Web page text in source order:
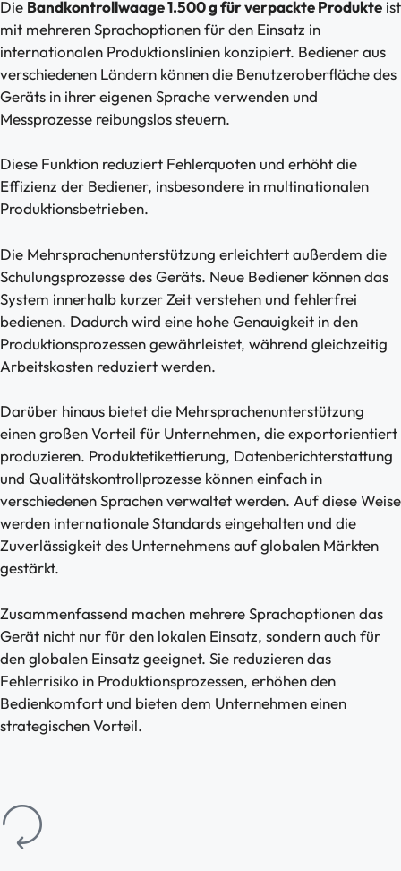
Die Bandkontrollwaage 1.500 g für verpackte Produkte ist
mit mehreren Sprachoptionen für den Einsatz in
internationalen Produktionslinien konzipiert. Bediener aus
verschiedenen Ländern können die Benutzeroberfläche des
Geräts in ihrer eigenen Sprache verwenden und
Messprozesse reibungslos steuern.
Diese Funktion reduziert Fehlerquoten und erhöht die
Effizienz der Bediener, insbesondere in multinationalen
Produktionsbetrieben.
Die Mehrsprachenunterstützung erleichtert außerdem die
Schulungsprozesse des Geräts. Neue Bediener können das
System innerhalb kurzer Zeit verstehen und fehlerfrei
bedienen. Dadurch wird eine hohe Genauigkeit in den
Produktionsprozessen gewährleistet, während gleichzeitig
Arbeitskosten reduziert werden.
Darüber hinaus bietet die Mehrsprachenunterstützung
einen großen Vorteil für Unternehmen, die exportorientiert
produzieren. Produktetikettierung, Datenberichterstattung
und Qualitätskontrollprozesse können einfach in
verschiedenen Sprachen verwaltet werden. Auf diese Weise
werden internationale Standards eingehalten und die
Zuverlässigkeit des Unternehmens auf globalen Märkten
gestärkt.
Zusammenfassend machen mehrere Sprachoptionen das
Gerät nicht nur für den lokalen Einsatz, sondern auch für
den globalen Einsatz geeignet. Sie reduzieren das
Fehlerrisiko in Produktionsprozessen, erhöhen den
Bedienkomfort und bieten dem Unternehmen einen
strategischen Vorteil.